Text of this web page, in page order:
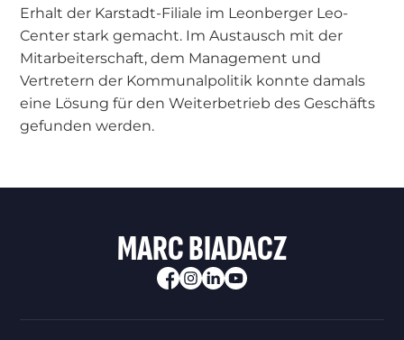
Erhalt der Karstadt-Filiale im Leonberger Leo-
Center stark gemacht. Im Austausch mit der
Mitarbeiterschaft, dem Management und
Vertretern der Kommunalpolitik konnte damals
eine Lösung für den Weiterbetrieb des Geschäfts
gefunden werden.
MARC BIADACZ